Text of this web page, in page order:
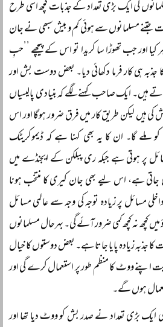
کی ایک بڑی تعداد کے جذبات کچھ اسی طرح
مسلمانوں سے ہوئی کم و بیش سبھی نے جان
اور جب تھوڑا سا کریدا تو اس کے پیچھے ’’حبِ
جذبہ ہی کار فرما دکھائی دیا۔ بعض دوست بش اور
ہیں۔ ایک صاحب کہنے لگے کہ بنیادی پالیسیاں
ہیں لیکن طریق کار میں فرق ضرور ہوگا اور اس
ملے گا۔ ان کا یہ بھی کہنا ہے کہ ڈیموکریٹک
پر ہوتی ہے جبکہ ری پبلکن کے ایجنڈے میں
جاتی ہے، اس لیے بھی جان کیری کا منتخب ہونا
مسائل پر زیادہ توجہ کی وجہ سے عالمی مسائل
کچھ نہ کچھ کمی ضرور آئے گی۔ بہرحال مسلمانوں
جذبہ زیادہ پایا جاتا ہے۔ بعض دوستوں کا خیال
اپنے ووٹ کا منظم طور پر استعمال کرے گی اور
ہوں گے۔
ایک بڑی تعداد نے صدر بش کو ووٹ دیا تھا اور